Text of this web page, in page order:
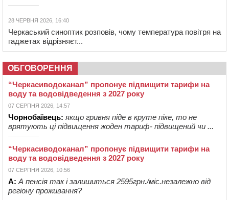
28 ЧЕРВНЯ 2026, 16:40
Черкаський синоптик розповів, чому температура повітря на
гаджетах відрізняєт...
ОБГОВОРЕННЯ
“Черкасиводоканал” пропонує підвищити тарифи на
воду та водовідведення з 2027 року
07 СЕРПНЯ 2026, 14:57
Чорнобаївець: якщо гривня піде в круте піке, то не
врятують ці підвищення жоден тариф- підвищений чи ...
“Черкасиводоканал” пропонує підвищити тарифи на
воду та водовідведення з 2027 року
07 СЕРПНЯ 2026, 10:56
А: А пенсія так і залишиться 2595грн./міс.незалежно від
регіону проживання?